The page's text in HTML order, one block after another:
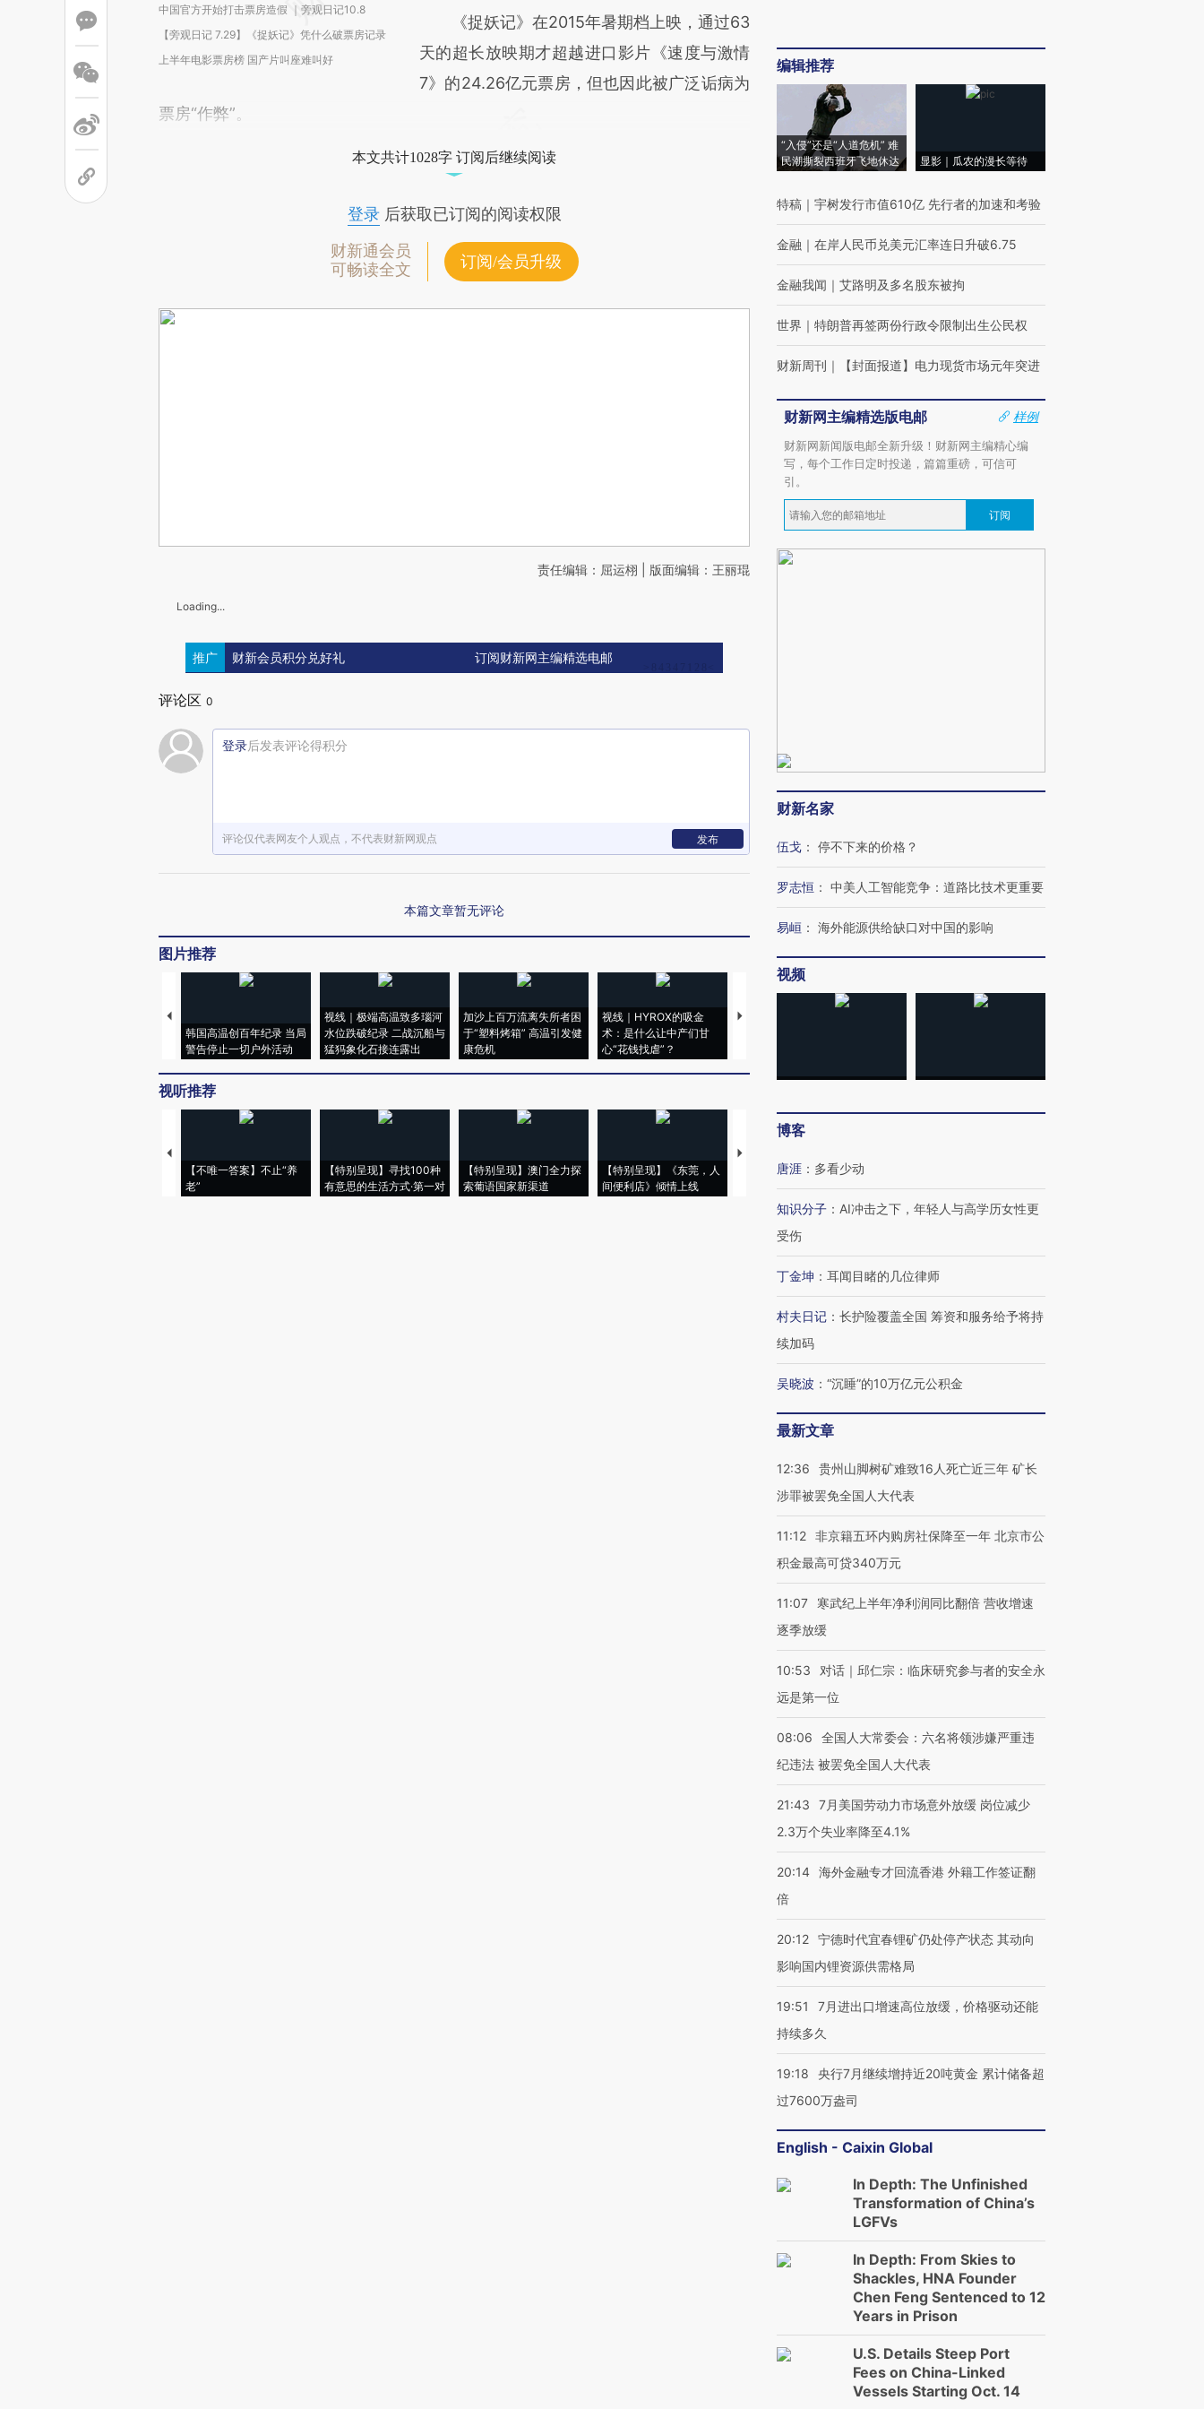
中国官方开始打击票房造假 ｜旁观日记10.8
【旁观日记 7.29】《捉妖记》凭什么破票房记录
上半年电影票房榜 国产片叫座难叫好
《捉妖记》在2015年暑期档上映，通过63
天的超长放映期才超越进口影片《速度与激情
7》的24.26亿元票房，但也因此被广泛诟病为
票房“作弊”。
本文共计1028字 订阅后继续阅读
登录后获取已订阅的阅读权限
财新通会员
可畅读全文
订阅/会员升级
责任编辑：屈运栩 | 版面编辑：王丽琨
Loading...
推广 财新会员积分兑好礼 订阅财新网主编精选电邮
评论区 0
登录后发表评论得积分
评论仅代表网友个人观点，不代表财新网观点 发布
本篇文章暂无评论
图片推荐
韩国高温创百年纪录 当局
警告停止一切户外活动
视线｜极端高温致多瑙河
水位跌破纪录 二战沉船与
猛犸象化石接连露出
加沙上百万流离失所者困
于“塑料烤箱” 高温引发健
康危机
视线｜HYROX的吸金
术：是什么让中产们甘
心“花钱找虐”？
马航飞行员跨国走私7万
视听推荐
【不唯一答案】不止“养
老”
【特别呈现】寻找100种
有意思的生活方式·第一对
【特别呈现】澳门全力探
索葡语国家新渠道
【特别呈现】《东莞，人
间便利店》倾情上线
【推广】走进第四届链博
会，让数智科技“链”接产
有意思的生活方式·第三对
住三大增长引擎是什么？
编辑推荐
“入侵”还是“人道危机” 难
民潮撕裂西班牙飞地休达
显影｜瓜农的漫长等待
特稿 ｜ 宇树发行市值610亿 先行者的加速和考验
金融 ｜ 在岸人民币兑美元汇率连日升破6.75
金融我闻 ｜ 艾路明及多名股东被拘
世界 ｜ 特朗普再签两份行政令限制出生公民权
财新周刊 ｜ 【封面报道】电力现货市场元年突进
财新网主编精选版电邮
样例
财新网新闻版电邮全新升级！财新网主编精心编
写，每个工作日定时投递，篇篇重磅，可信可
引。
订阅
财新名家
伍戈 ： 停不下来的价格？
罗志恒 ： 中美人工智能竞争：道路比技术更重要
易峘 ： 海外能源供给缺口对中国的影响
视频
博客
唐涯 ： 多看少动
知识分子 ： AI冲击之下，年轻人与高学历女性更
受伤
丁金坤 ： 耳闻目睹的几位律师
村夫日记 ： 长护险覆盖全国 筹资和服务给予将持
续加码
吴晓波 ： “沉睡”的10万亿元公积金
最新文章
12:36
贵州山脚树矿难致16人死亡近三年 矿长
涉罪被罢免全国人大代表
11:12 非京籍五环内购房社保降至一年 北京市公
积金最高可贷340万元
11:07
寒武纪上半年净利润同比翻倍 营收增速
逐季放缓
10:53
对话｜邱仁宗：临床研究参与者的安全永
远是第一位
08:06
全国人大常委会：六名将领涉嫌严重违
纪违法 被罢免全国人大代表
21:43
7月美国劳动力市场意外放缓 岗位减少
2.3万个失业率降至4.1%
20:14 海外金融专才回流香港 外籍工作签证翻
倍
20:12 宁德时代宜春锂矿仍处停产状态 其动向
影响国内锂资源供需格局
19:51
7月进出口增速高位放缓，价格驱动还能
持续多久
19:18
央行7月继续增持近20吨黄金 累计储备超
过7600万盎司
English - Caixin Global
In Depth: The Unfinished
Transformation of China’s
LGFVs
In Depth: From Skies to
Shackles, HNA Founder
Chen Feng Sentenced to 12
Years in Prison
U.S. Details Steep Port
Fees on China-Linked
Vessels Starting Oct. 14